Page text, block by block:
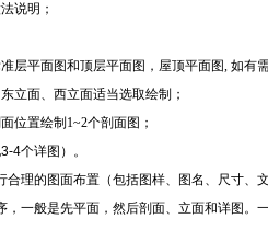
说明；
层平面图和顶层平面图，屋顶平面图, 如有
立面、西立面适当选取绘制；
位置绘制 1~2个剖面图；
3-4个详图）。
合理的图面布置（包括图样、图名、尺寸
一般是先平面，然后剖面、立面和详图